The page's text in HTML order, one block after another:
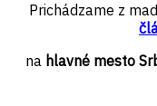
Prichádzame z
na hlavné mesto